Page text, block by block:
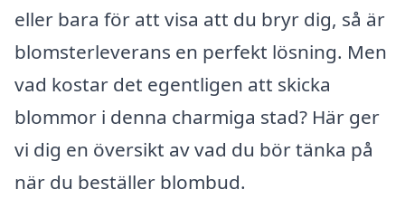
eller bara för att visa att du bryr dig, så är
blomsterleverans en perfekt lösning. Men
vad kostar det egentligen att skicka
blommor i denna charmiga stad? Här ger
vi dig en översikt av vad du bör tänka på
när du beställer blombud.